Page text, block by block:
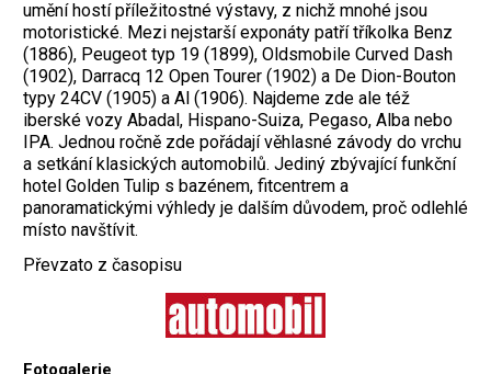
umění hostí příležitostné výstavy, z nichž mnohé jsou
motoristické. Mezi nejstarší exponáty patří tříkolka Benz
(1886), Peugeot typ 19 (1899), Oldsmobile Curved Dash
(1902), Darracq 12 Open Tourer (1902) a De Dion-Bouton
typy 24CV (1905) a Al (1906). Najdeme zde ale též
iberské vozy Abadal, Hispano-Suiza, Pegaso, Alba nebo
IPA. Jednou ročně zde pořádají věhlasné závody do vrchu
a setkání klasických automobilů. Jediný zbývající funkční
hotel Golden Tulip s bazénem, fitcentrem a
panoramatickými výhledy je dalším důvodem, proč odlehlé
místo navštívit.
Převzato z časopisu